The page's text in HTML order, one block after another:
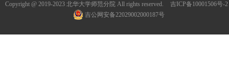
Copyright @ 2019-2023 北华大学师范分院 All rights reserved.
吉ICP备10001506号-2
吉公网安备22029002000187号